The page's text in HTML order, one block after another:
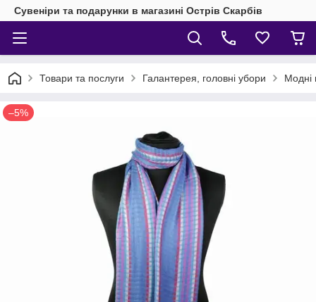
Сувеніри та подарунки в магазині Острів Скарбів
Товари та послуги Галантерея, головні убори Модні
–5%